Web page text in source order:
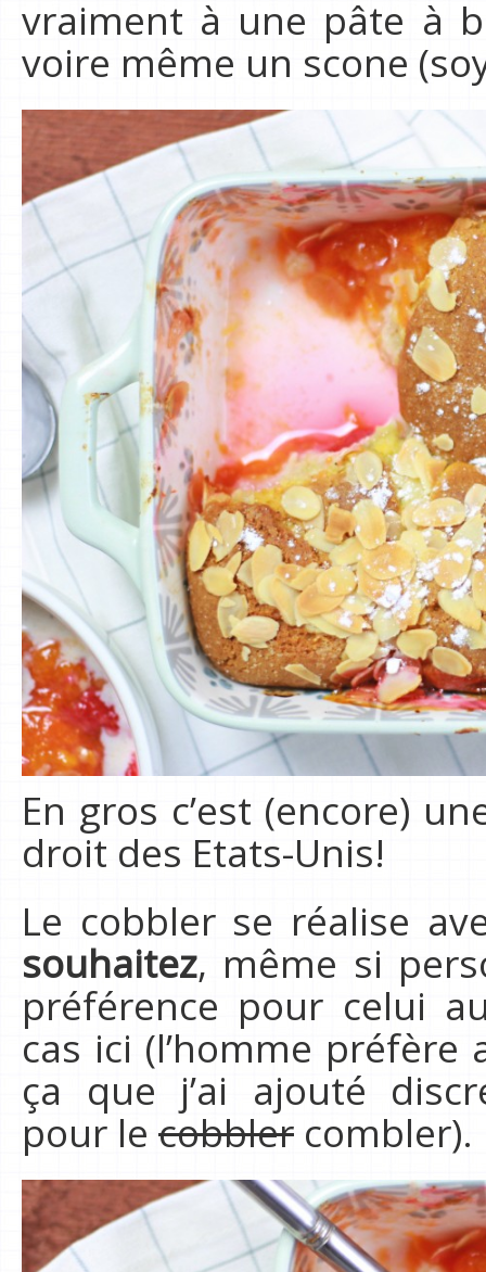
vraiment à une pâte à
voire même un scone
En gros c’est (encore)
droit des Etats-Unis!
Le cobbler se réalise
souhaitez, même si
préférence pour celui
cas ici (l’homme
ça que j’ai ajouté
pour le cobbler combler).